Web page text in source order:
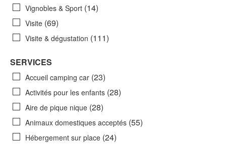
Vignobles & Sport (14)
Visite (69)
Visite & dégustation (111)
SERVICES
Accueil camping car (23)
Activités pour les enfants (28)
Aire de pique nique (28)
Animaux domestiques acceptés (55)
Hébergement sur place (24)